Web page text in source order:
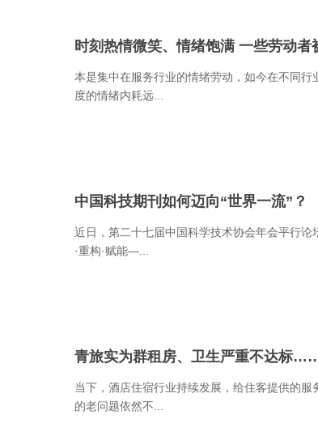
时刻热情微笑、情绪饱满 一些劳动者
本是集中在服务行业的情绪劳动，如今在不同
度的情绪内耗远...
中国科技期刊如何迈向“世界一流”？
近日，第二十七届中国科学技术协会年会平行
·重构·赋能—...
青旅实为群租房、卫生严重不达标
当下，酒店住宿行业持续发展，给住客提供的
的老问题依然不...